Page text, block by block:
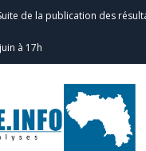
de la publication des
à 17h
Scrutins : la DGE active un
Double scrutin du 31 mai : fin